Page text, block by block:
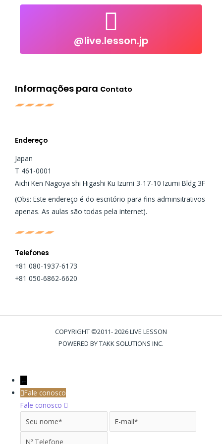
@live.lesson.jp
@live.lesson.jp
Click to follow
Informações para contato
Endereço
Japan
T 461-0001
Aichi Ken Nagoya shi Higashi Ku Izumi 3-17-10 Izumi Bldg 3F
(Obs: Este endereço é do escritório para fins adminsitrativos
apenas. As aulas são todas pela internet).
Telefones
+81 080-1937-6173
+81 050-6862-6620
COPYRIGHT ©2011- 2026 LIVE LESSON
POWERED BY TAKK SOLUTIONS INC.
←
Fale conosco
Fale conosco